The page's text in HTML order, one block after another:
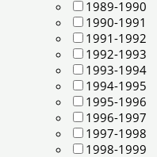
1989-1990
1990-1991
1991-1992
1992-1993
1993-1994
1994-1995
1995-1996
1996-1997
1997-1998
1998-1999